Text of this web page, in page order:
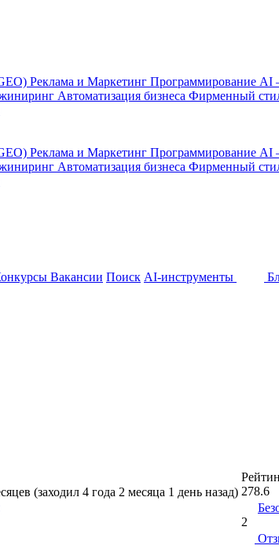
Реклама и Маркетинг Программирование AI
Автоматизация бизнеса Фирменный
Реклама и Маркетинг Программирование AI
Автоматизация бизнеса Фирменный
Вакансии Поиск AI-инструменты
(заходил 4 года 2 месяца 1 день назад) 278.6
2